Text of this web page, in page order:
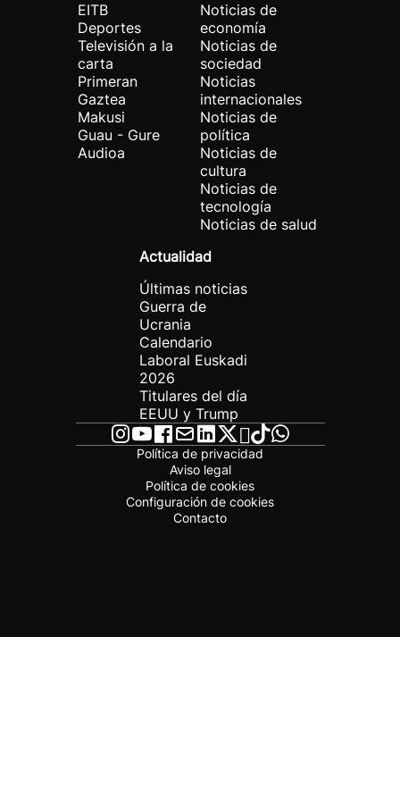
EITB
Deportes
Televisión a la
carta
Primeran
Gaztea
Makusi
Guau - Gure
Audioa
Noticias de
economía
Noticias de
sociedad
Noticias
internacionales
Noticias de
política
Noticias de
cultura
Noticias de
tecnología
Noticias de salud
Actualidad
Últimas noticias
Guerra de
Ucrania
Calendario
Laboral Euskadi
2026
Titulares del día
EEUU y Trump
Política de privacidad
Aviso legal
Política de cookies
Configuración de cookies
Contacto